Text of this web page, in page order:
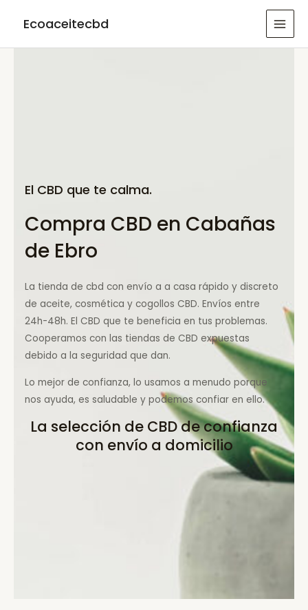
Ecoaceitecbd
El CBD que te calma.
Compra CBD en Cabañas
de Ebro
La tienda de cbd con envío a a casa rápido y discreto
de aceite, cosmética y cogollos CBD. Envíos entre
24h-48h. El CBD que te beneficia en tus problemas.
Cooperamos con las tiendas de CBD expuestas
debido a la seguridad que dan.
Lo mejor de confianza, lo usamos a menudo porque
nos ayuda, es saludable y podemos confiar en ello.
La selección de CBD de confianza
con envío a domicilio